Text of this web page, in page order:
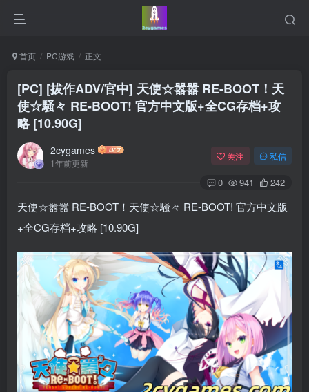
首页 PC游戏 正文
[PC] [拔作ADV/官中] 天使☆嚣嚣 RE-BOOT！天
使☆騒々 RE-BOOT! 官方中文版+全CG存档+攻
略 [10.90G]
2cygames
1年前更新
关注 私信
0 941 242
天使☆嚣嚣 RE-BOOT！天使☆騒々 RE-BOOT! 官方中文版
+全CG存档+攻略 [10.90G]